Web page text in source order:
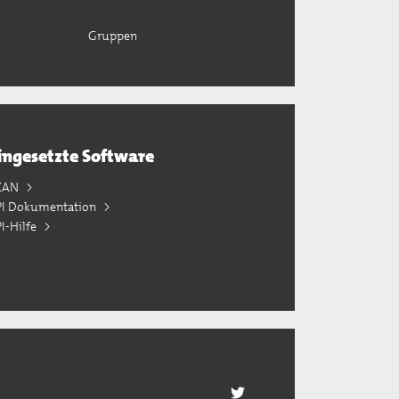
Gruppen
Software
Dokumentation
Hilfe